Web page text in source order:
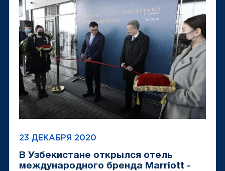
23 ДЕКАБРЯ 2020
В Узбекистане открылся отель
международного бренда Marriott -